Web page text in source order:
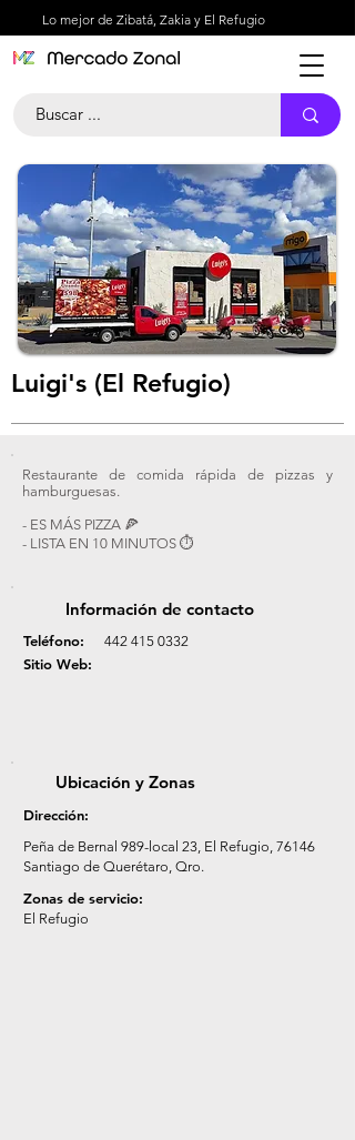
Lo mejor de Zibatá, Zakia y El Refugio
Luigi's (El Refugio)
Restaurante de comida rápida de pizzas y
hamburguesas.
- ES MÁS PIZZA 🍕
- LISTA EN 10 MINUTOS ⏱
Información de contacto
Teléfono: 442 415 0332
Sitio Web:
Ubicación y Zonas
Dirección:
Peña de Bernal 989-local 23, El Refugio, 76146
Santiago de Querétaro, Qro.
Zonas de servicio:
El Refugio